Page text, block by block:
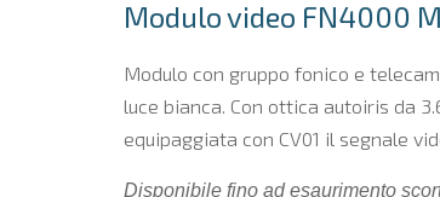
Modulo video FN4000
Modulo con gruppo fonico e
luce bianca. Con ottica autoiris da
equipaggiata con CV01 il segnale
Disponibile fino ad esaurimento